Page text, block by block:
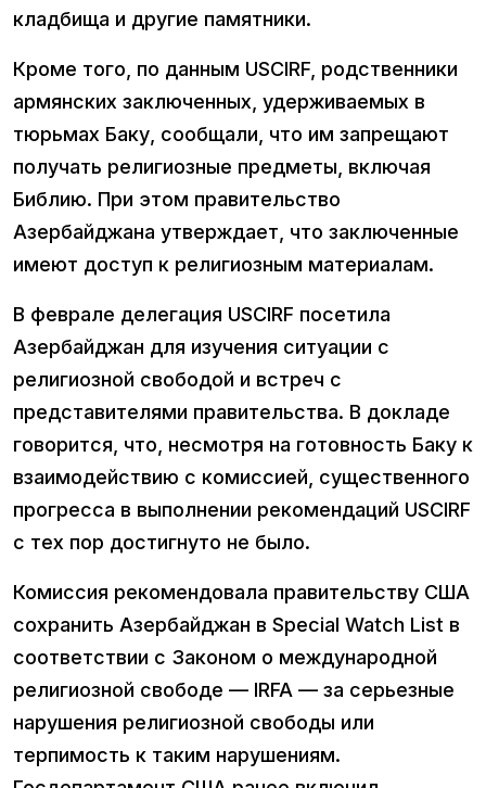
кладбища и другие памятники.
Кроме того, по данным USCIRF, родственники
армянских заключенных, удерживаeмых в
тюрьмах Баку, сообщали, что им запрещают
получать религиозные предметы, включая
Библию. При этом правительство
Азербайджана утверждает, что заключенные
имеют доступ к религиозным материалам.
В феврале делегация USCIRF посетила
Азербайджан для изучения ситуации с
религиозной свободой и встреч с
представителями правительства. В докладе
говорится, что, несмотря на готовность Баку к
взаимодействию с комиссией, существенного
прогресса в выполнении рекомендаций USCIRF
с тех пор достигнуто не было.
Комиссия рекомендовала правительству США
сохранить Азербайджан в Special Watch List в
соответствии с Законом о международной
религиозной свободе — IRFA — за серьезные
нарушения религиозной свободы или
терпимость к таким нарушениям.